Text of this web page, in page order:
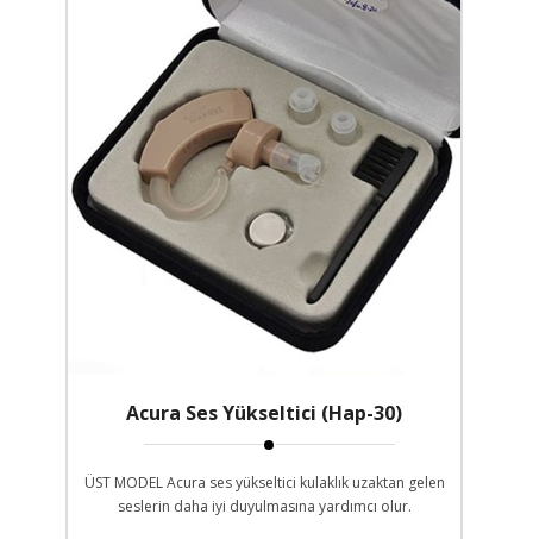
Acura Ses Yükseltici (Hap-30)
ÜST MODEL Acura ses yükseltici kulaklık uzaktan gelen
seslerin daha iyi duyulmasına yardımcı olur.